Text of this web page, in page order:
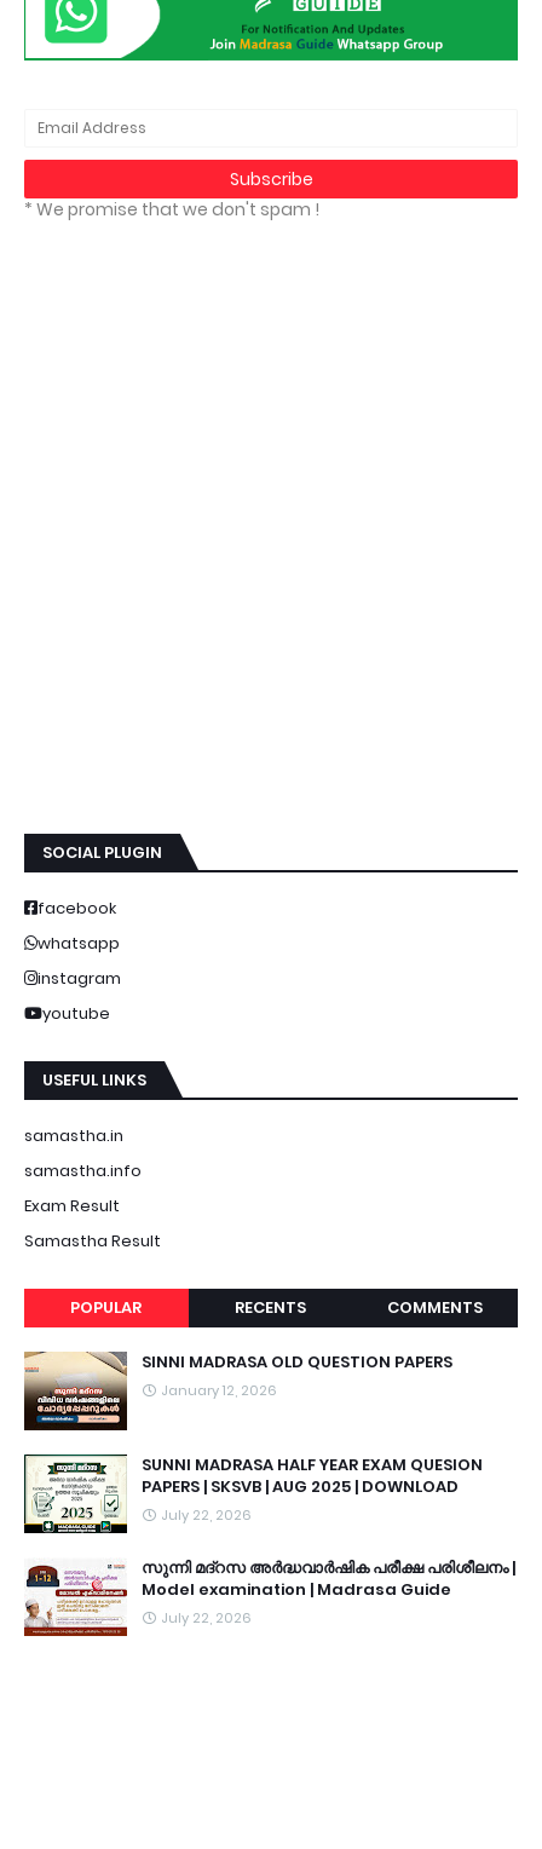
* We promise that we don't spam !
SOCIAL PLUGIN
facebook
whatsapp
instagram
youtube
USEFUL LINKS
samastha.in
samastha.info
Exam Result
Samastha Result
POPULAR RECENTS COMMENTS
SINNI MADRASA OLD QUESTION PAPERS
January 12, 2026
SUNNI MADRASA HALF YEAR EXAM QUESION
PAPERS | SKSVB | AUG 2025 | DOWNLOAD
July 22, 2026
സുന്നി മദ്റസ അർദ്ധവാർഷിക പരീക്ഷ പരിശീലനം |
Model examination | Madrasa Guide
July 22, 2026